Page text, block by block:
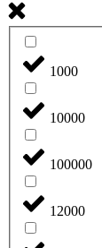
1000
10000
100000
12000